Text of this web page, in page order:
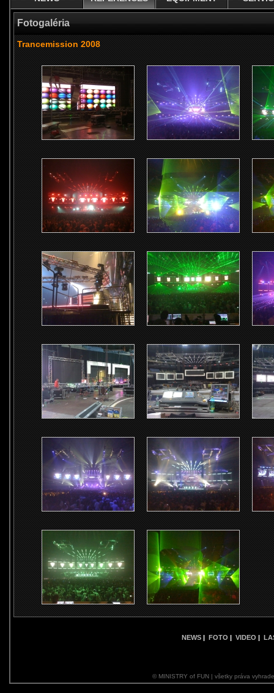
Fotogaléria
Trancemission 2008
NEWS | FOTO | VIDEO |
© MINISTRY of FUN | všetky práva